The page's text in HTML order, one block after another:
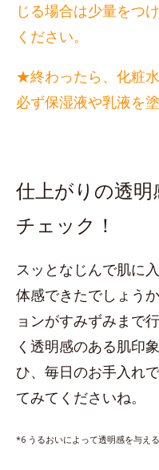
じる場合は少量をつ
ください。
★終わったら、化粧水
必ず保湿液や乳液を
仕上がりの透明
チェック！
スッとなじんで肌に
体感できたでしょう
ョンがすみずみまで
く透明感のある肌印
ひ、毎日のお手入れ
てみてくださいね。
*6 うるおいによって透明感を与え